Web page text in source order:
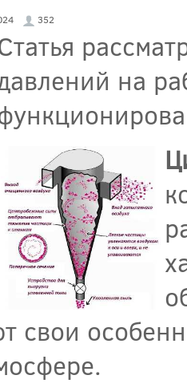
352
на
свои